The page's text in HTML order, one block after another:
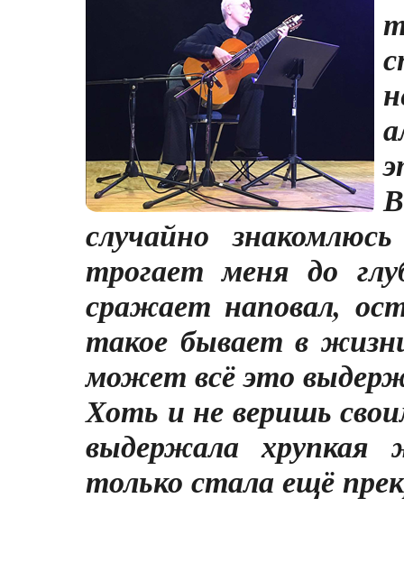
случайно
трогает меня до
сражает наповал,
такое бывает в
может всё это
Хоть и не веришь
выдержала
только стала ещё